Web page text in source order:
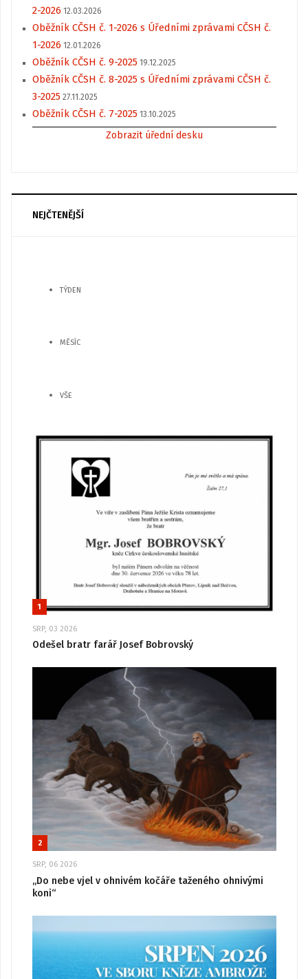
2-2026 12.03.2026
Oběžník CČSH č. 1-2026 s Úředními zprávami CČSH č.
1-2026 12.01.2026
Oběžník CČSH č. 9-2025 19.12.2025
Oběžník CČSH č. 8-2025 s Úředními zprávami CČSH č.
3-2025 27.11.2025
Oběžník CČSH č. 7-2025 13.10.2025
Zobrazit úřední desku
NEJČTENĚJŠÍ
TÝDEN
MĚSÍC
VŠE
1
SRP, 03 2026
Odešel bratr farář Josef Bobrovský
2
SRP, 06 2026
„Do nebe vjel v ohnivém kočáře taženého ohnivými
koni“